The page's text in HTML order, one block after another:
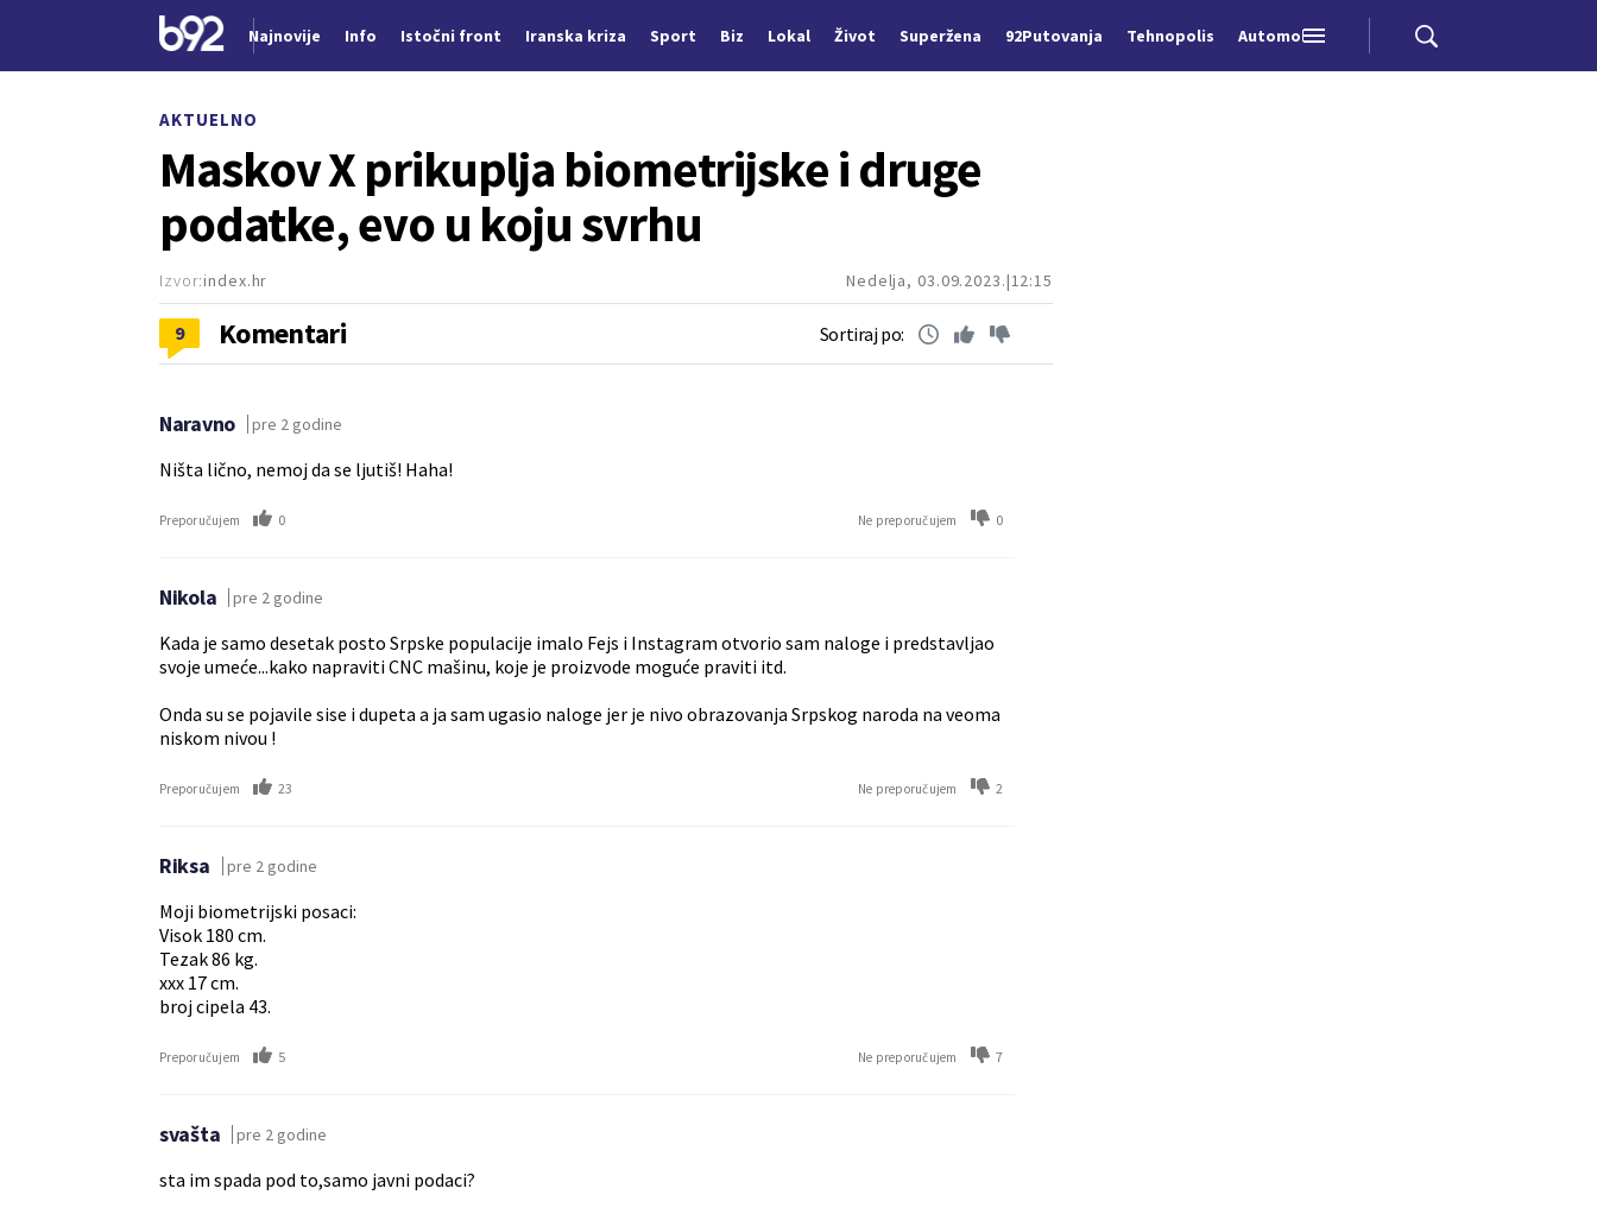
Najnovije Info Istočni front Iranska kriza Sport Biz Lokal Život Superžena 92Putovanja Tehnopolis Automobili
AKTUELNO
Nedelja, 03.09.2023. 12:15
Maskov X prikuplja biometrijske i druge
podatke, evo u koju svrhu
Izvor:index.hr
9 Komentari Sortiraj po:
Naravno pre 2 godine
Ništa lično, nemoj da se ljutiš! Haha!
Preporučujem 0 Ne preporučujem 0
Nikola pre 2 godine
Kada je samo desetak posto Srpske populacije imalo Fejs i Instagram otvorio sam naloge i predstavljao
svoje umeće...kako napraviti CNC mašinu, koje je proizvode moguće praviti itd.
Onda su se pojavile sise i dupeta a ja sam ugasio naloge jer je nivo obrazovanja Srpskog naroda na veoma
niskom nivou !
Preporučujem 23 Ne preporučujem 2
Riksa pre 2 godine
Moji biometrijski posaci:
Visok 180 cm.
Tezak 86 kg.
xxx 17 cm.
broj cipela 43.
Preporučujem 5 Ne preporučujem 7
svašta pre 2 godine
sta im spada pod to,samo javni podaci?